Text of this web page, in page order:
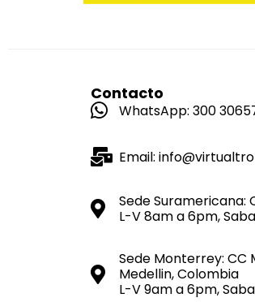
Contacto
WhatsApp: 300
Email:
Sede Suramericana:
L-V 8am a 6pm,
Sede Monterrey:
Medellin, Colombia
L-V 9am a 6pm,